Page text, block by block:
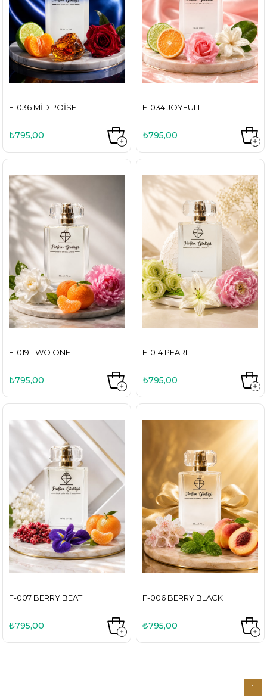
F-036 MID POISE
₺795,00
F-034 JOYFULL
₺795,00
F-019 TWO ONE
₺795,00
F-014 PEARL
₺795,00
F-007 BERRY BEAT
₺795,00
F-006 BERRY BLACK
₺795,00
1